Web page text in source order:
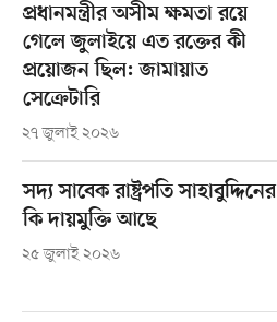
প্রধানমন্ত্রীর অসীম ক্ষমতা রয়ে
গেলে জুলাইয়ে এত রক্তের কী
প্রয়োজন ছিল: জামায়াত
সেক্রেটারি
২৭ জুলাই ২০২৬
সদ্য সাবেক রাষ্ট্রপতি সাহাবুদ্দিনের
কি দায়মুক্তি আছে
২৫ জুলাই ২০২৬